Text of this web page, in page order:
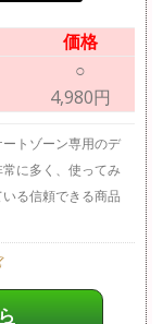
価格
○
4,980円
トゾーン専用のデ
に多く、使ってみ
る信頼できる商品